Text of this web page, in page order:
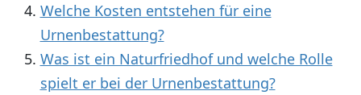
Welche Kosten entstehen für eine
Urnenbestattung?
Was ist ein Naturfriedhof und welche Rolle
spielt er bei der Urnenbestattung?